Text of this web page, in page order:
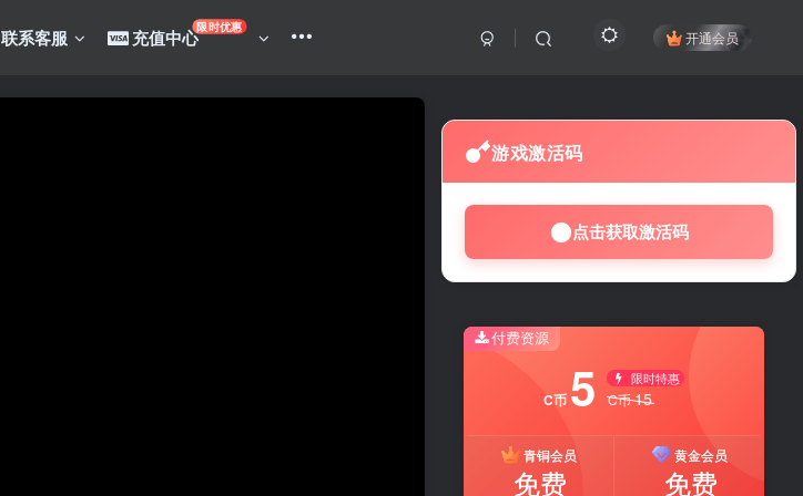
联系客服 充值中心限时优惠
开通会员
游戏激活码
点击获取激活码
付费资源
C币 5 限时特惠
C币15
青铜会员
免费
黄金会员
免费